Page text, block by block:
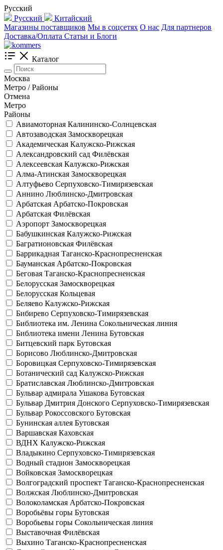
Русский
Русский
Китайский
Магазины поставщиков Мы в соцсетях О нас Для партнеров
Доставка/Оплата Статьи и Блоги
Каталог
Москва
Метро / Районы
Отмена
Метро
Районы
Авиамоторная Калининско-Солнцевская
Автозаводская Замоскворецкая
Академическая Калужско-Рижская
Александровский сад Филёвская
Алексеевская Калужско-Рижская
Алма-Атинская Замоскворецкая
Алтуфьево Серпуховско-Тимирязевская
Аннино Люблинско-Дмитровская
Арбатская Арбатско-Покровская
Арбатская Филёвская
Аэропорт Замоскворецкая
Бабушкинская Калужско-Рижская
Багратионовская Филёвская
Баррикадная Таганско-Краснопресненская
Бауманская Арбатско-Покровская
Беговая Таганско-Краснопресненская
Белорусская Замоскворецкая
Белорусская Кольцевая
Беляево Калужско-Рижская
Бибирево Серпуховско-Тимирязевская
Библиотека им. Ленина Сокольническая линия
Библиотека имени Ленина Бутовская
Битцевский парк Бутовская
Борисово Люблинско-Дмитровская
Боровицкая Серпуховско-Тимирязевская
Ботанический сад Калужско-Рижская
Братиславская Люблинско-Дмитровская
Бульвар адмирала Ушакова Бутовская
Бульвар Дмитрия Донского Серпуховско-Тимирязевская
Бульвар Рокоссовского Бутовская
Бунинская аллея Бутовская
Варшавская Каховская
ВДНХ Калужско-Рижская
Владыкино Серпуховско-Тимирязевская
Водный стадион Замоскворецкая
Войковская Замоскворецкая
Волгоградский проспект Таганско-Краснопресненская
Волжская Люблинско-Дмитровская
Волоколамская Арбатско-Покровская
Воробьёвы горы Бутовская
Воробьевы горы Сокольническая линия
Выставочная Филёвская
Выхино Таганско-Краснопресненская